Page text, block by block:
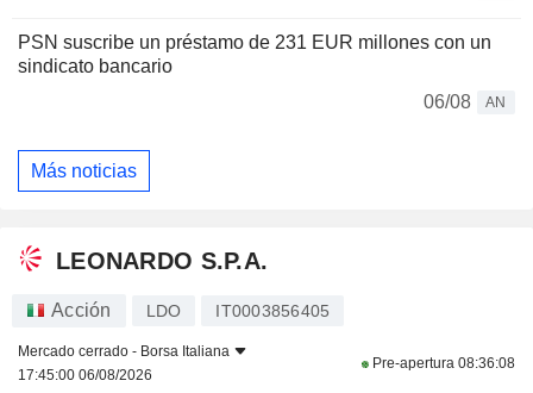
PSN suscribe un préstamo de 231 EUR millones con un
sindicato bancario
06/08
AN
Más noticias
LEONARDO S.P.A.
Acción LDO IT0003856405
Mercado cerrado - Borsa Italiana
17:45:00 06/08/2026
Pre-apertura 08:36:08